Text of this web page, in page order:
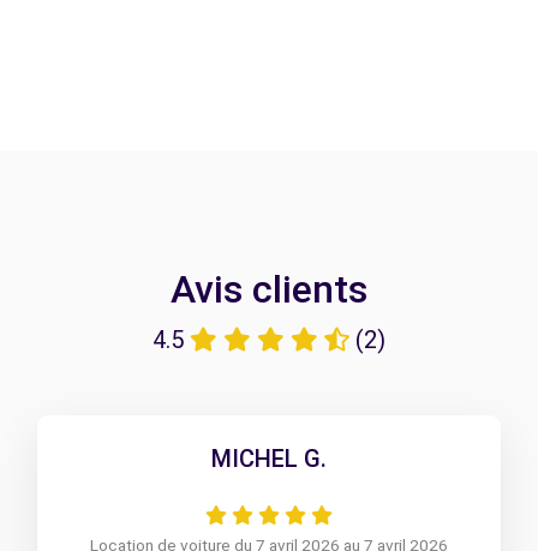
Avis clients
4.5 (2)
MICHEL G.
Location de voiture du 7 avril 2026 au 7 avril 2026